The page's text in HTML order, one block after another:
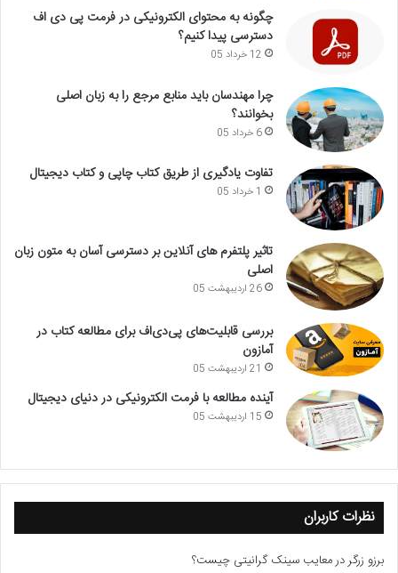
چگونه به محتوای الکترونیکی در فرمت پی دی اف
دسترسی پیدا کنیم؟
12 خرداد 05
چرا مهندسان باید منابع مرجع را به زبان اصلی
بخوانند؟
6 خرداد 05
تفاوت یادگیری از طریق کتاب چاپی و کتاب دیجیتال
1 خرداد 05
تاثیر پلتفرم های آنلاین بر دسترسی آسان به متون زبان
اصلی
26 اردیبهشت 05
بررسی قابلیت‌های پی‌دی‌اف برای مطالعه کتاب در
آمازون
21 اردیبهشت 05
آینده مطالعه با فرمت الکترونیکی در دنیای دیجیتال
15 اردیبهشت 05
نظرات کاربران
برزو زرگردرمعایب سینک گرانیتی چیست؟